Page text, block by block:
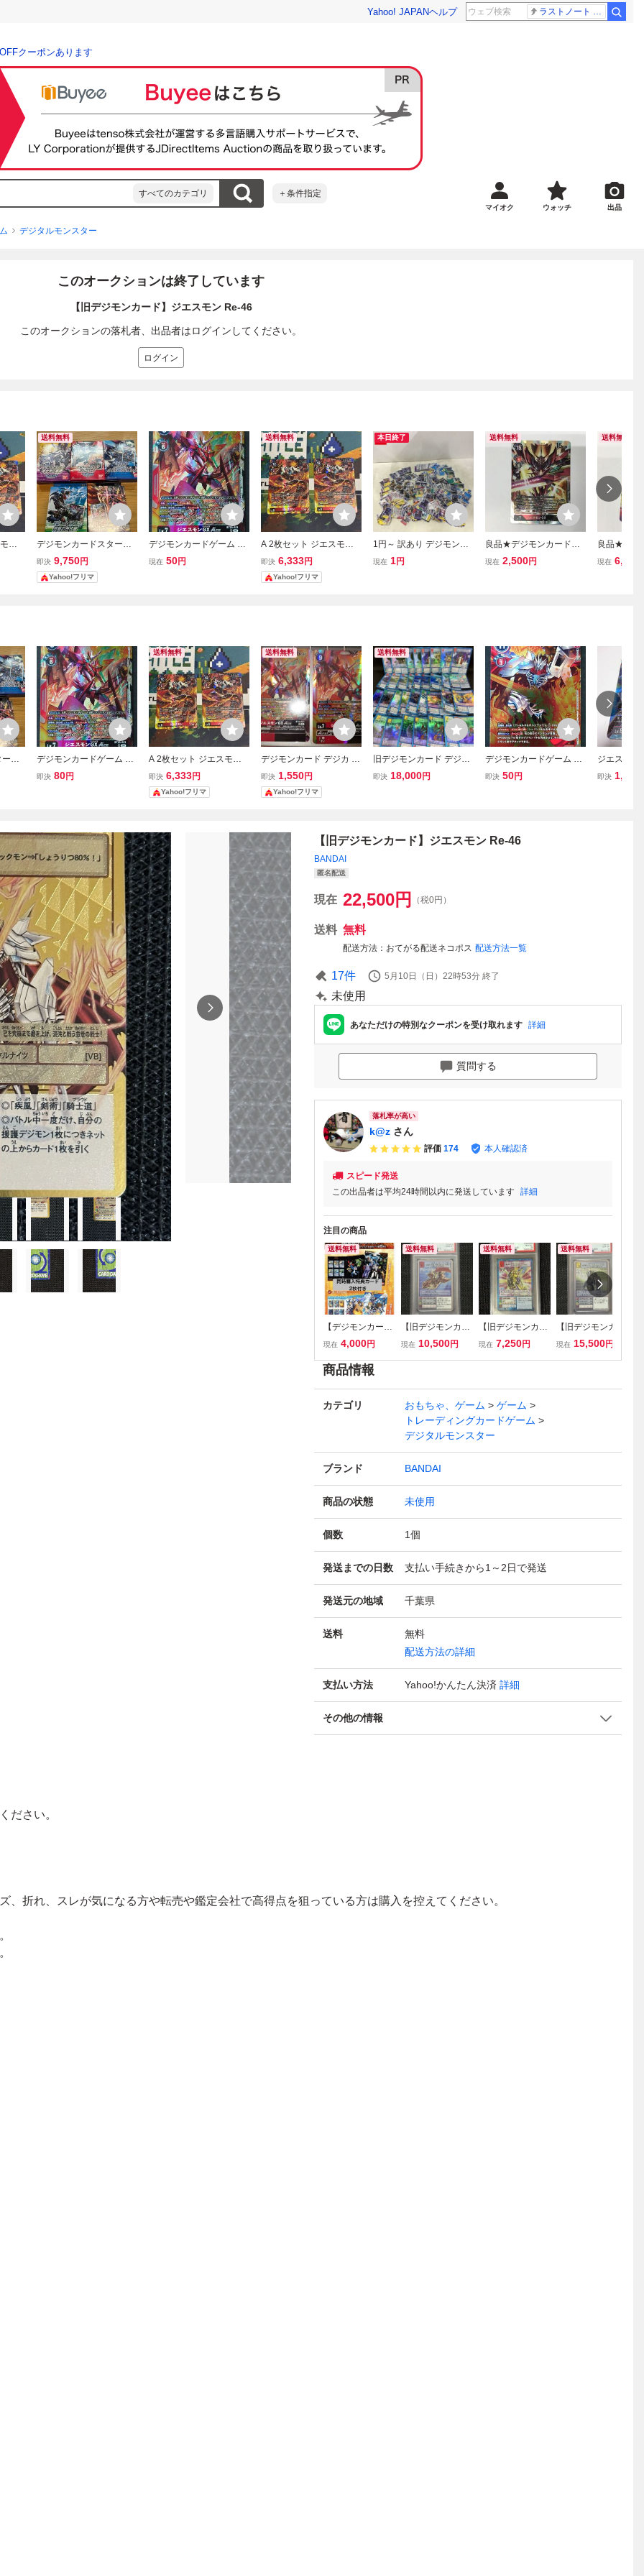
Yahoo! JAPANヘルプ ラストノート 内田有紀
クーポンあります
すべてのカテゴリ ＋条件指定
マイオク ウォッチ 出品
デジタルモンスター
このオークションは終了しています
【旧デジモンカード】ジエスモン Re-46
このオークションの落札者、出品者はログインしてください。
ログイン
ン B
送料無料
デジモンカードスタート
デッキ 5種セット 異世界
の軍師 ジエスモン アルフ
ォースブイドラモン 究極
即決 9,750円
Yahoo!フリマ
デジモンカードゲーム ジ
エスモンGXACE パラレ
現在 50円
送料無料
A 2枚セット ジエスモン B
T23-013 SR パラレル
デジモン デジモンカー
ド
即決 6,333円
Yahoo!フリマ
本日終了
1円～ 訳あり デジモンカ
ード EX6-020 C テイルモ
現在 1円
送料無料
良品★デジモンカード★S
EC★ジエスモンGX BT1
現在 2,500円
送料無料
良品★デジ
EC★ジエ
現在 6,000
ト
デジモンカードゲーム ジ
エスモンGXACE パラレ
即決 80円
送料無料
A 2枚セット ジエスモン B
T23-013 SR パラレル
デジモン デジモンカー
ド
即決 6,333円
Yahoo!フリマ
送料無料
デジモンカード デジカ ジ
エスモンgx ace 2枚 BT2
0-021 デジモン
即決 1,550円
Yahoo!フリマ
送料無料
旧デジモンカード デジモ
ンカード キラ まと
即決 18,000円
デジモンカードゲーム ジ
エスモン パラレル R BT2
即決 50円
ジエスモ
ジモン カ
即決 1,200
【旧デジモンカード】ジエスモン Re-46
BANDAI
匿名配送
現在 22,500円 （税0円）
送料 無料
配送方法 おてがる配送ネコポス 配送方法一覧
17件 5月10日（日）22時53分 終了
未使用
あなただけの特別なクーポンを受け取れます 詳細
質問する
落札率が高い
k@z さん
評価 174 本人確認済
スピード発送
この出品者は平均24時間以内に発送しています 詳細
注目の商品
送料無料
【デジモンカー
ド】プレミアムエ
ンアドベンチャー
LAST EVOLUTIO
N 絆 2種同時購入
セット
現在 4,000円
送料無料
【旧デジモンカー
ド】PSA10 シル
現在 10,500円
送料無料
【旧デジモンカー
ド】サクヤモン P
現在 7,250円
送料無料
【旧デジモンカー
ド】PSA10 シル
現在 15,500円
商品情報
カテゴリ おもちゃ、ゲーム
ゲーム
トレーディングカードゲーム
デジタルモンスター
ブランド BANDAI
商品の状態 未使用
個数 1個
発送までの日数 支払い手続きから1～2日で発送
発送元の地域 千葉県
送料
無料
配送方法の詳細
支払い方法 Yahoo!かんたん決済 詳細
その他の情報